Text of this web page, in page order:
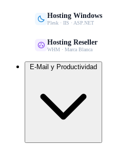
 Hosting Windows
Plesk · IIS · ASP.NET
 Hosting Reseller
WHM · Marca Blanca
E-Mail y Productividad